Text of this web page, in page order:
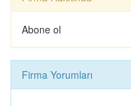
TATLI PARK (1)
Abone ol
Firma Yorumları